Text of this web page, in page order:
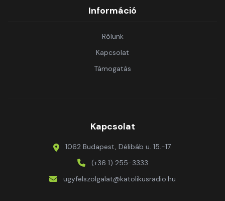
Információ
Rólunk
Kapcsolat
Támogatás
Kapcsolat
1062 Budapest, Délibáb u. 15.-17.
(+36 1) 255-3333
ugyfelszolgalat@katolikusradio.hu